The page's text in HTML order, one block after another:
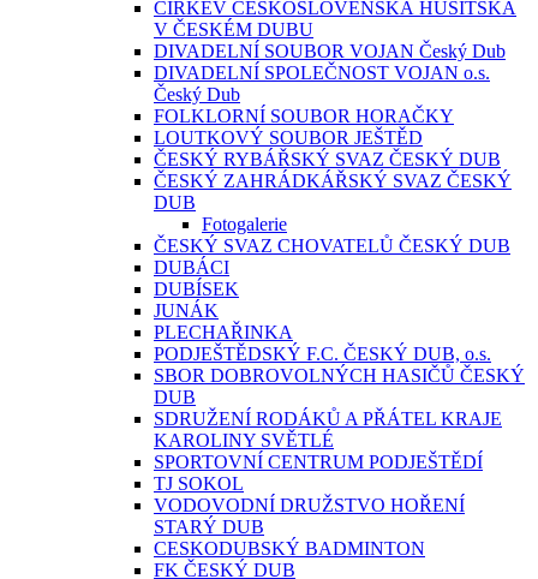
CÍRKEV ČESKOSLOVENSKÁ HUSITSKÁ
V ČESKÉM DUBU
DIVADELNÍ SOUBOR VOJAN Český Dub
DIVADELNÍ SPOLEČNOST VOJAN o.s.
Český Dub
FOLKLORNÍ SOUBOR HORAČKY
LOUTKOVÝ SOUBOR JEŠTĚD
ČESKÝ RYBÁŘSKÝ SVAZ ČESKÝ DUB
ČESKÝ ZAHRÁDKÁŘSKÝ SVAZ ČESKÝ
DUB
Fotogalerie
ČESKÝ SVAZ CHOVATELŮ ČESKÝ DUB
DUBÁCI
DUBÍSEK
JUNÁK
PLECHAŘINKA
PODJEŠTĚDSKÝ F.C. ČESKÝ DUB, o.s.
SBOR DOBROVOLNÝCH HASIČŮ ČESKÝ
DUB
SDRUŽENÍ RODÁKŮ A PŘÁTEL KRAJE
KAROLINY SVĚTLÉ
SPORTOVNÍ CENTRUM PODJEŠTĚDÍ
TJ SOKOL
VODOVODNÍ DRUŽSTVO HOŘENÍ
STARÝ DUB
CESKODUBSKÝ BADMINTON
FK ČESKÝ DUB